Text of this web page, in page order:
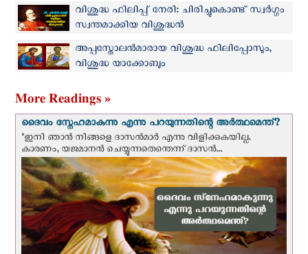
വിശുദ്ധ ഫിലിപ്പ് നേരി: ചിരിച്ചുകൊണ്ട് സ്വർഗ്ഗം
സ്വന്തമാക്കിയ വിശുദ്ധൻ
അപ്പസ്തോലന്‍മാരായ വിശുദ്ധ ഫിലിപ്പോസും,
വിശുദ്ധ യാക്കോബും
More Readings »
ദൈവം സ്നേഹമാകുന്നു എന്നു പറയുന്നതിന്റെ അർത്ഥമെന്ത്?
"ഇനി ഞാന്‍ നിങ്ങളെ ദാസന്‍മാര്‍ എന്നു വിളിക്കുകയില്ല.
കാരണം, യജമാനന്‍ ചെയ്യുന്നതെന്തെന്ന് ദാസന്‍...